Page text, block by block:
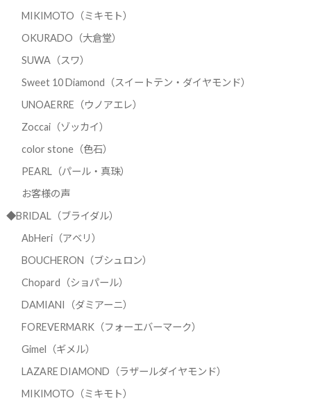
MIKIMOTO（ミキモト）
OKURADO（大倉堂）
SUWA（スワ）
Sweet 10 Diamond（スイートテン・ダイヤモンド）
UNOAERRE（ウノアエレ）
Zoccai（ゾッカイ）
color stone（色石）
PEARL（パール・真珠）
お客様の声
◆BRIDAL（ブライダル）
AbHeri（アベリ）
BOUCHERON（ブシュロン）
Chopard（ショパール）
DAMIANI（ダミアーニ）
FOREVERMARK（フォーエバーマーク）
Gimel（ギメル）
LAZARE DIAMOND（ラザールダイヤモンド）
MIKIMOTO（ミキモト）